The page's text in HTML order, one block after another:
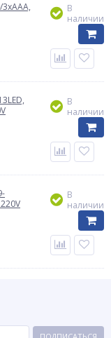
В
наличии
В
наличии
В
наличии
ПОДПИСАТЬСЯ